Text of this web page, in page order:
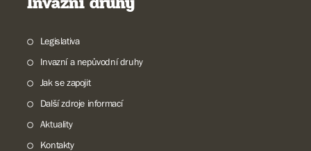
Legislativa
Invazní a nepůvodní druhy
Jak se zapojit
Další zdroje informací
Aktuality
Kontakty